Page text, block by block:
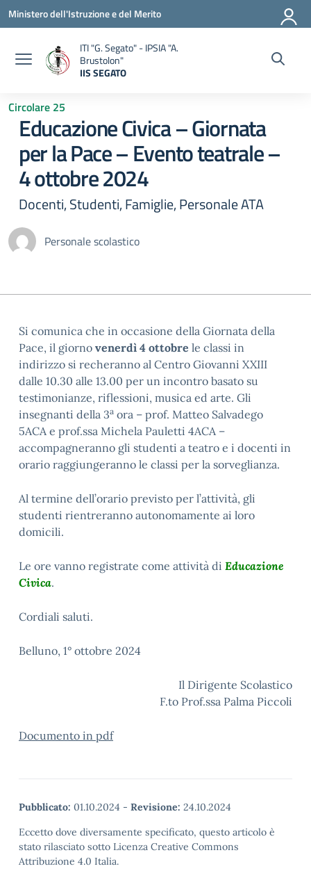
Vai ai contenuti
Vai al menu di navigazione
Vai al footer
Ministero dell'Istruzione e del Merito
ITI "G. Segato" - IPSIA "A.
Brustolon"
IIS SEGATO
Circolare 25
Educazione Civica – Giornata
per la Pace – Evento teatrale –
4 ottobre 2024
Docenti, Studenti, Famiglie, Personale ATA
Personale scolastico
Si comunica che in occasione della Giornata della
Pace, il giorno venerdì 4 ottobre le classi in
indirizzo si recheranno al Centro Giovanni XXIII
dalle 10.30 alle 13.00 per un incontro basato su
testimonianze, riflessioni, musica ed arte. Gli
insegnanti della 3a ora – prof. Matteo Salvadego
5ACA e prof.ssa Michela Pauletti 4ACA –
accompagneranno gli studenti a teatro e i docenti in
orario raggiungeranno le classi per la sorveglianza.
Al termine dell’orario previsto per l’attività, gli
studenti rientreranno autonomamente ai loro
domicili.
Le ore vanno registrate come attività di Educazione
Civica.
Cordiali saluti.
Belluno, 1° ottobre 2024
Il Dirigente Scolastico
F.to Prof.ssa Palma Piccoli
Documento in pdf
Pubblicato: 01.10.2024 - Revisione: 24.10.2024
Eccetto dove diversamente specificato, questo articolo è
stato rilasciato sotto Licenza Creative Commons
Attribuzione 4.0 Italia.